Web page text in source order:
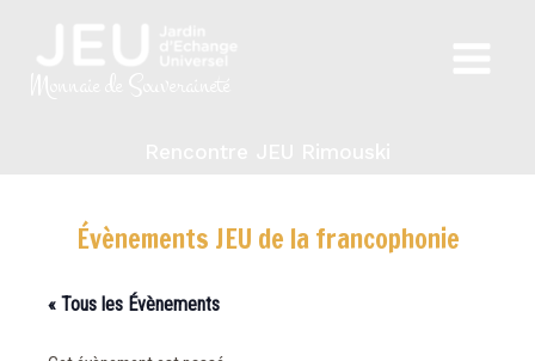
Évènements JEU de la francophonie
« Tous les Évènements